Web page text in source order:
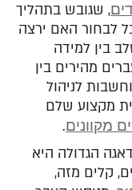
, שגובש בתהליך
לבחור האם ירצה
בין למידה
מהירים בין
לניהול
מקצוע שלם
מקוונים.
הגדולה היא
קלים מזה,